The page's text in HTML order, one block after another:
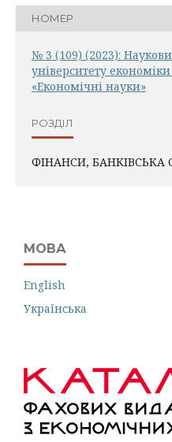
НОМЕР
№ 3 (109) (2023):
університету економіки
«Економічні науки»
РОЗДІЛ
ФІНАНСИ, БАНКІВСЬКА
МОВА
English
Українська